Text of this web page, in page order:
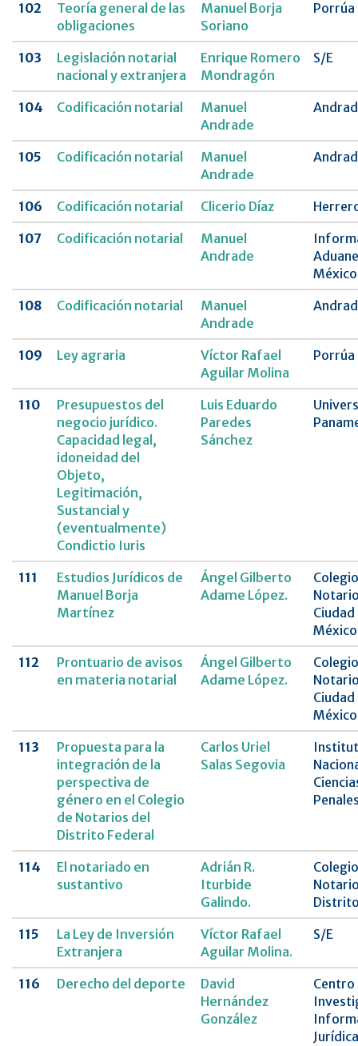
102
Teoría general de las
obligaciones
Manuel Borja
Soriano
Porrúa
103
Legislación notarial
nacional y extranjera
Enrique Romero
Mondragón
S/E
104 Codificación notarial
Manuel
Andrade
105 Codificación notarial
Manuel
Andrade
106 Codificación notarial Clicerio Díaz
107
Codificación notarial
Manuel
Andrade
México
108
Codificación notarial
Manuel
Andrade
109 Ley agraria
Víctor Rafael
Aguilar Molina
Porrúa
110
Presupuestos del
negocio jurídico.
Capacidad legal,
idoneidad del
Objeto,
Legitimación,
Sustancial y
(eventualmente)
Condictio Iuris
Luis Eduardo
Paredes
Sánchez
111
Estudios Jurídicos de
Manuel Borja
Martínez
Ángel Gilberto
Adame López.
Ciudad
México
112
Prontuario de avisos
en materia notarial
Ángel Gilberto
Adame López.
Ciudad
México
113
Propuesta para la
integración de la
perspectiva de
género en el Colegio
de Notarios del
Distrito Federal
Carlos Uriel
Salas Segovia
114
El notariado en
sustantivo
Adrián R.
Iturbide
Galindo.
115
La Ley de Inversión
Extranjera
Víctor Rafael
Aguilar Molina.
S/E
116 Derecho del deporte
David
Hernández
González
Centro
Jurídica